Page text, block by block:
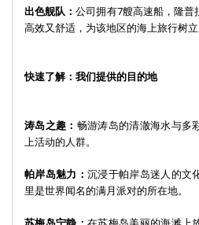
出色舰队：公司拥有7艘高速船，隆
高效又舒适，为该地区的海上旅行树立
快速了解：我们提供的目的地
涛岛之趣： 畅游涛岛的清澈海水与多
上活动的人群。
帕岸岛魅力： 沉浸于帕岸岛迷人的文
里是世界闻名的满月派对的所在地。